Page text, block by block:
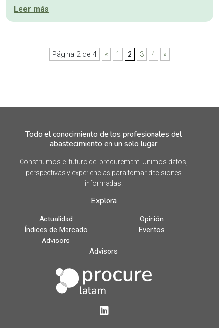
Leer más
Página 2 de 4 « 1 2 3 4 »
Todo el conocimiento de los profesionales del
abastecimiento en un solo lugar
Construimos el futuro del procurement. Unimos datos,
perspectivas y experiencias para tomar decisiones
informadas.
Explora
Actualidad
Opinión
Índices de Mercado
Eventos
Advisors
Advisors
LinkedIn